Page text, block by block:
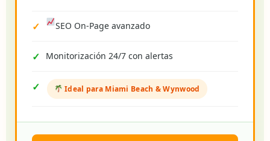
SEO On-Page avanzado
Monitorización 24/7 con alertas
Ideal para Miami Beach & Wynwood